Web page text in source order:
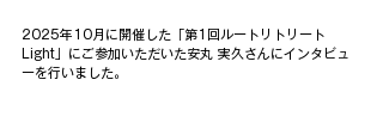
2025年10月に開催した「第1回ルートリトリート
Light」にご参加いただいた安丸 実久さんにインタビュ
ーを行いました。